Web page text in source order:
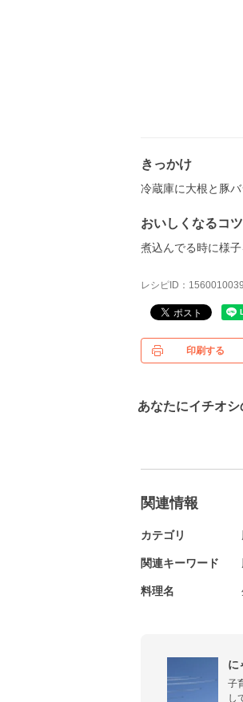
きっかけ
冷蔵庫に大根と豚バ
おいしくなるコツ
煮込んでる時に様
レシピID：1560010039
印刷する
あなたにイチオシ
関連情報
カテゴリ
関連キーワード
料理名
に
子
し